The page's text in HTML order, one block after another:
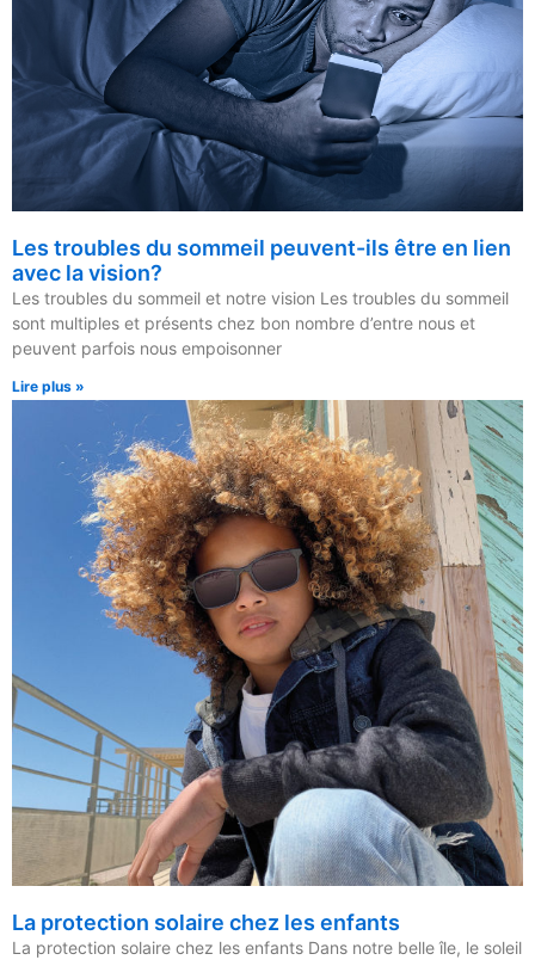
Les troubles du sommeil peuvent-ils être en lien
avec la vision?
Les troubles du sommeil et notre vision Les troubles du sommeil
sont multiples et présents chez bon nombre d’entre nous et
peuvent parfois nous empoisonner
Lire plus »
La protection solaire chez les enfants
La protection solaire chez les enfants Dans notre belle île, le soleil